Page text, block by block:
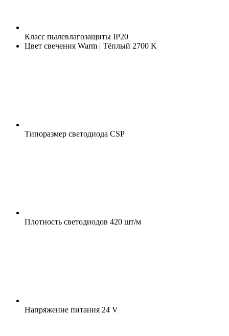
Класс пылевлагозащиты IP20
Цвет свечения Warm | Тёплый 2700 K
Типоразмер светодиода CSP
Плотность светодиодов 420 шт/м
Напряжение питания 24 V